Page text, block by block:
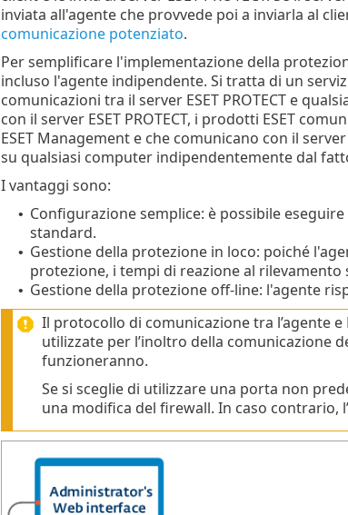
inviata all'agente che provvede poi a inviarla al
comunicazione potenziato.
Per semplificare l'implementazione della
incluso l'agente indipendente. Si tratta di un
comunicazioni tra il server ESET PROTECT e
con il server ESET PROTECT, i prodotti ESET
ESET Management e che comunicano con il
su qualsiasi computer indipendentemente dal
I vantaggi sono:
• Configurazione semplice: è possibile
standard.
• Gestione della protezione in loco: poiché
protezione, i tempi di reazione al
• Gestione della protezione off-line: l'agente
Il protocollo di comunicazione tra l’agente e
utilizzate per l’inoltro della comunicazione
funzioneranno.
Se si sceglie di utilizzare una porta non
una modifica del firewall. In caso contrario,